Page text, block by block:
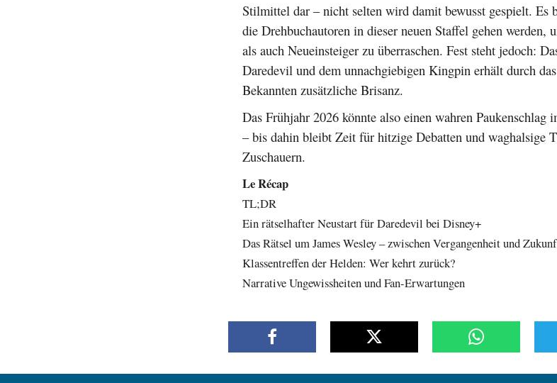
Stilmittel dar – nicht selten wird damit bewusst gespielt. Es
die Drehbuchautoren in dieser neuen Staffel gehen werden,
als auch Neueinsteiger zu überraschen. Fest steht jedoch:
Daredevil und dem unnachgiebigen Kingpin erhält durch
Bekannten zusätzliche Brisanz.
Das Frühjahr 2026 könnte also einen wahren Paukenschlag
– bis dahin bleibt Zeit für hitzige Debatten und waghalsige
Zuschauern.
Le Récap
TL;DR
Ein rätselhafter Neustart für Daredevil bei Disney+
Das Rätsel um James Wesley – zwischen Vergangenheit und
Klassentreffen der Helden: Wer kehrt zurück?
Narrative Ungewissheiten und Fan-Erwartungen